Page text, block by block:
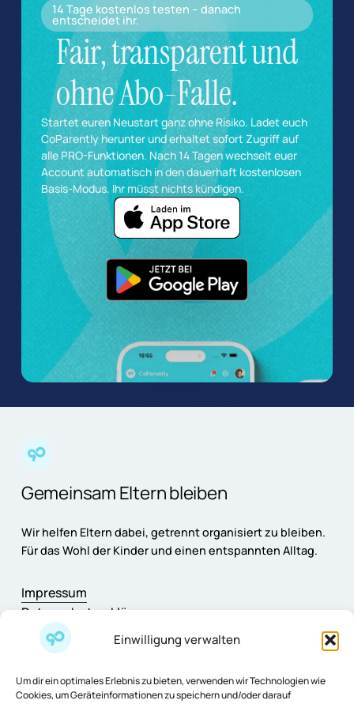
Einwilligung verwalten
Um dir ein optimales Erlebnis zu bieten, verwenden wir Technologien wie
Cookies, um Geräteinformationen zu speichern und/oder darauf
14 Tage kostenlos testen – danach
entscheidet ihr.
Fair, transparent und
ohne Abo-Falle.
Startet euren Neustart ganz ohne Risiko. Ladet euch
CoParently herunter und erhaltet sofort Zugriff auf
alle PRO-Funktionen. Nach 14 Tagen wechselt euer
Account automatisch in den dauerhaft kostenlosen
Basis-Modus. Ihr müsst nichts kündigen.
Gemeinsam Eltern bleiben
Wir helfen Eltern dabei, getrennt organisiert zu bleiben.
Für das Wohl der Kinder und einen entspannten Alltag.
Impressum
Datenschutzerklärung
AGB
Cookie-Richtlinie
Fragen & Antworten